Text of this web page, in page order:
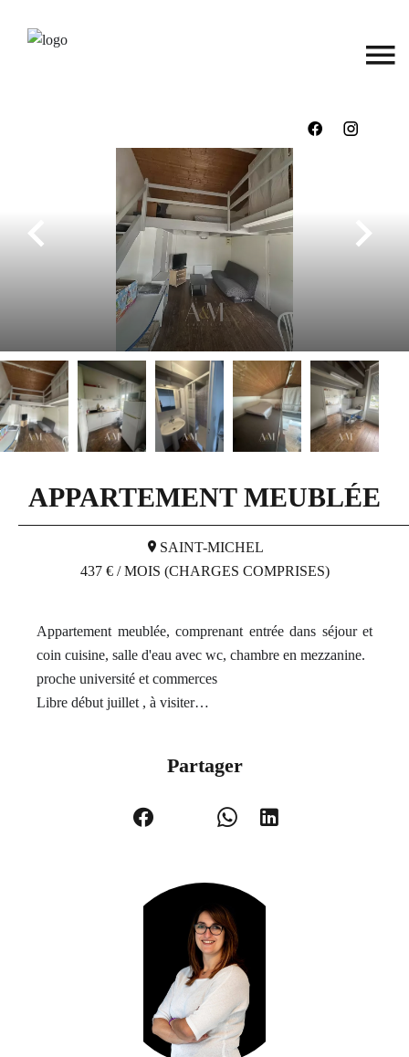
APPARTEMENT MEUBLÉE
SAINT-MICHEL
437 € / MOIS (CHARGES COMPRISES)
Appartement meublée, comprenant entrée dans séjour et
coin cuisine, salle d'eau avec wc, chambre en mezzanine.
proche université et commerces
Libre début juillet , à visiter…
Partager